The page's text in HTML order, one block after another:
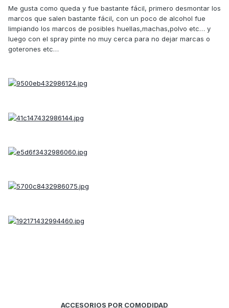
Me gusta como queda y fue bastante fácil, primero desmontar los
marcos que salen bastante fácil, con un poco de alcohol fue
limpiando los marcos de posibles huellas,machas,polvo etc… y
luego con el spray pinte no muy cerca para no dejar marcas o
goterones etc…
ACCESORIOS POR COMODIDAD